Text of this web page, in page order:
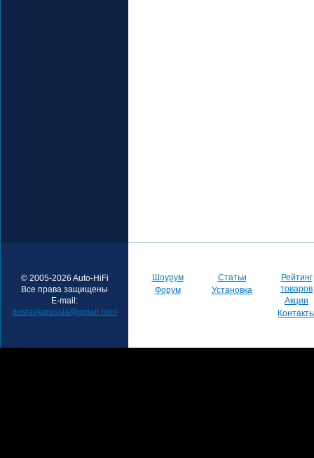
© 2005-2026 Auto-HiFi
Все права защищены
E-mail:
dostavkarussia@gmail.com
Шоурум
Форум
Статьи
Установка
Рейтинг
товаров
Акции